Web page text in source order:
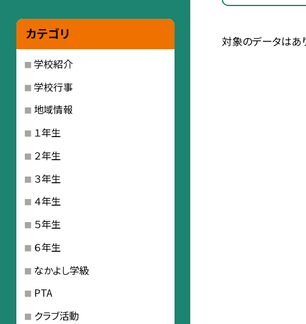
対象のデータはあ
カテゴリ
学校紹介
学校行事
地域情報
１年生
２年生
３年生
４年生
５年生
６年生
なかよし学級
PTA
クラブ活動